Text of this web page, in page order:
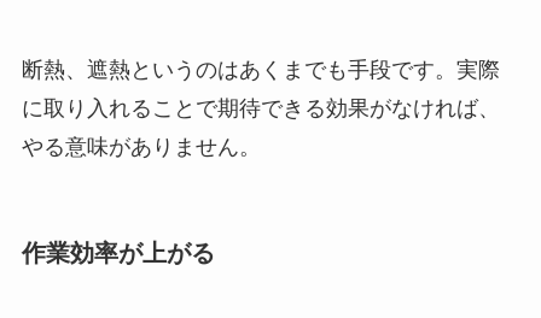
断熱、遮熱というのはあくまでも手段です。実際
に取り入れることで期待できる効果がなければ、
やる意味がありません。
作業効率が上がる